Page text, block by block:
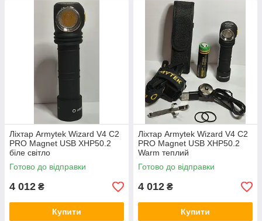
Ліхтар Armytek Wizard V4 C2
PRO Magnet USB XHP50.2
біле світло
Готово до відправки
4 012 ₴
Купити
Ліхтар Armytek Wizard V4 C2
PRO Magnet USB XHP50.2
Warm теплий
Готово до відправки
4 012 ₴
Купити